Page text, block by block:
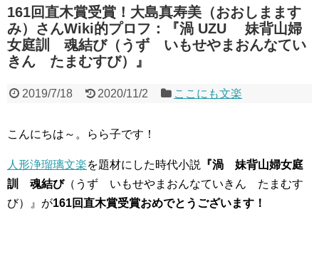
161回直木賞受賞！大島真寿美（おおしまます
み）さんWiki的プロフ：『渦 UZU 妹背山婦
女庭訓 魂結び（うず いもせやまおんなてい
きん たまむすび）』
2019/7/18 2020/11/2 ここにも文楽
こんにちは～。らら子です！
人形浄瑠璃文楽を題材にした時代小説
『渦 妹背山婦女庭
訓 魂結び（うず いもせやまおんなていきん たまむす
び）』が161回直木賞受賞おめでとうございます！